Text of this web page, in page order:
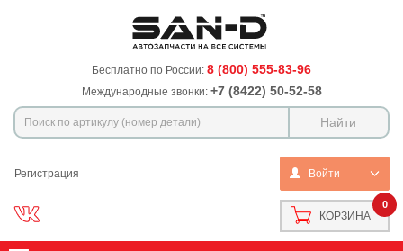
Бесплатно по России: 8 (800) 555-83-96
Международные звонки: +7 (8422) 50-52-58
Регистрация Войти
0
КОРЗИНА